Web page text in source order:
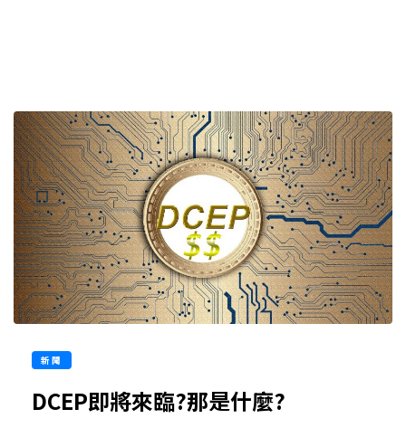
新聞
DCEP即將來臨?那是什麼?